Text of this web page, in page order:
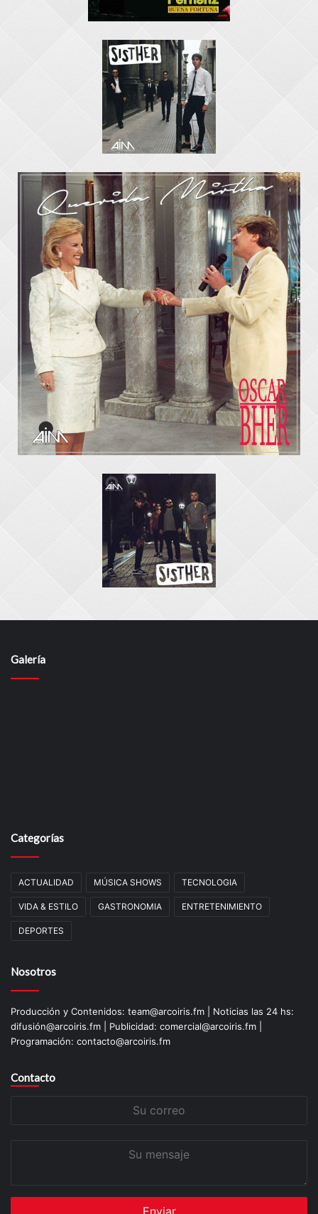
Galería
Categorías
ACTUALIDAD MÚSICA SHOWS TECNOLOGIA
VIDA & ESTILO GASTRONOMIA ENTRETENIMIENTO
DEPORTES
Nosotros
Producción y Contenidos: team@arcoiris.fm | Noticias las 24 hs:
difusión@arcoiris.fm | Publicidad: comercial@arcoiris.fm |
Programación: contacto@arcoiris.fm
Contacto